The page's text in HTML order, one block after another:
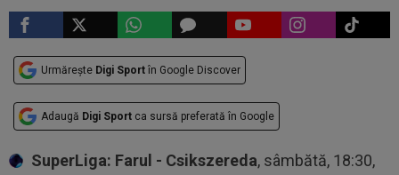
Urmărește Digi Sport în Google Discover
Adaugă Digi Sport ca sursă preferată în Google
SuperLiga: Farul - Csikszereda, sâmbătă, 18:30,